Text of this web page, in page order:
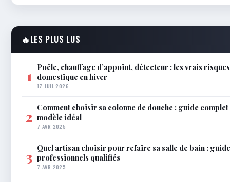
🔥LES PLUS LUS
1
Poêle, chauffage d’appoint, détecteur : les vrais
domestique en hiver
17 JUIL 2026
2 Comment choisir sa colonne de douche : guide
modèle idéal
7 AVR 2025
3 Quel artisan choisir pour refaire sa salle de bain :
professionnels qualifiés
7 AVR 2025